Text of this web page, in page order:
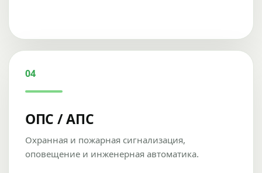
04
ОПС / АПС
Охранная и пожарная сигнализация,
оповещение и инженерная автоматика.